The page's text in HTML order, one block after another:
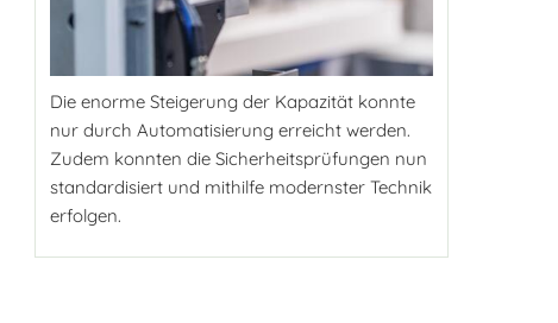
Die enorme Steigerung der Kapazität konnte
nur durch Automatisierung erreicht werden.
Zudem konnten die Sicherheitsprüfungen nun
standardisiert und mithilfe modernster Technik
erfolgen.